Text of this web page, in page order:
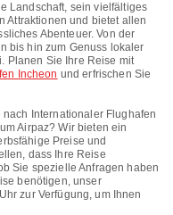
Landschaft, sein vielfältiges
Attraktionen und bietet allen
Abenteuer. Von der
bis hin zum Genuss lokaler
Planen Sie Ihre Reise mit
Incheon und erfrischen Sie
Internationaler Flughafen
Airpaz? Wir bieten ein
Preise und
dass Ihre Reise
Sie spezielle Anfragen haben
benötigen, unser
zur Verfügung, um Ihnen